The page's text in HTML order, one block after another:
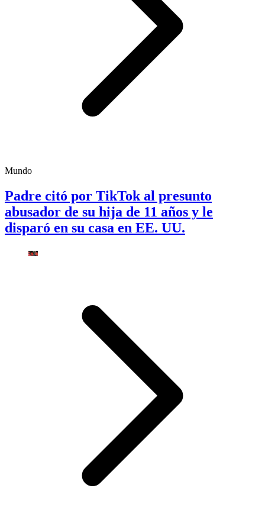
Mundo
Padre citó por TikTok al presunto
abusador de su hija de 11 años y le
disparó en su casa en EE. UU.